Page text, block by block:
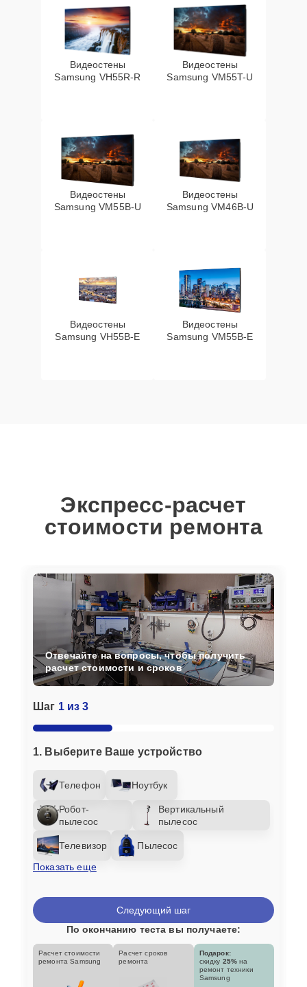
Видеостены
Samsung VH55R-R
Видеостены
Samsung VM55T-U
Видеостены
Samsung VM55B-U
Видеостены
Samsung VM46B-U
Видеостены
Samsung VH55B-E
Видеостены
Samsung VM55B-E
Экспресс-расчет
стоимости ремонта
Шаг 1 из 3
1. Выберите Ваше устройство
Телефон Ноутбук
Робот-
пылесос
Вертикальный
пылесос
Телевизор
Пылесос
Показать еще
Отвечайте на вопросы, чтобы получить
расчет стоимости и сроков
Следующий шаг
По окончанию теста вы получаете:
Расчет стоимости
ремонта Samsung
Расчет сроков
ремонта
Подарок:
скидку 25% на
ремонт техники
Samsung